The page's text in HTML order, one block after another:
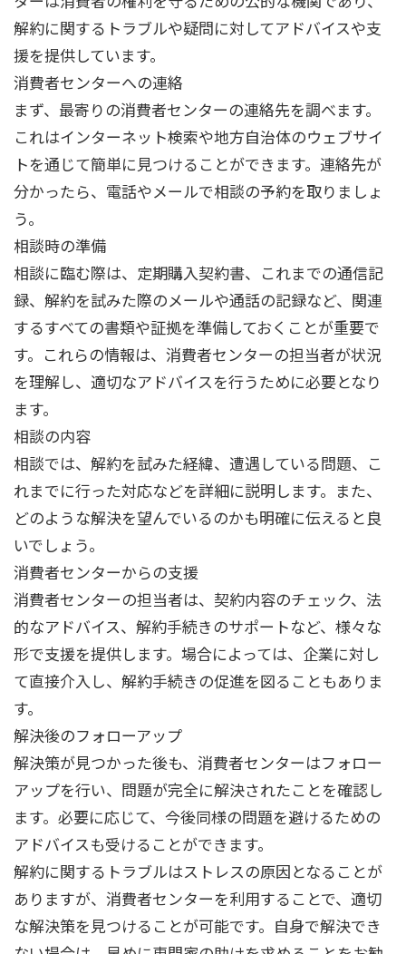
解約に関するトラブルや疑問に対してアドバイスや支
援を提供しています。
消費者センターへの連絡
まず、最寄りの消費者センターの連絡先を調べます。
これはインターネット検索や地方自治体のウェブサイ
トを通じて簡単に見つけることができます。連絡先が
分かったら、電話やメールで相談の予約を取りましょ
う。
相談時の準備
相談に臨む際は、定期購入契約書、これまでの通信記
録、解約を試みた際のメールや通話の記録など、関連
するすべての書類や証拠を準備しておくことが重要で
す。これらの情報は、消費者センターの担当者が状況
を理解し、適切なアドバイスを行うために必要となり
ます。
相談の内容
相談では、解約を試みた経緯、遭遇している問題、こ
れまでに行った対応などを詳細に説明します。また、
どのような解決を望んでいるのかも明確に伝えると良
いでしょう。
消費者センターからの支援
消費者センターの担当者は、契約内容のチェック、法
的なアドバイス、解約手続きのサポートなど、様々な
形で支援を提供します。場合によっては、企業に対し
て直接介入し、解約手続きの促進を図ることもありま
す。
解決後のフォローアップ
解決策が見つかった後も、消費者センターはフォロー
アップを行い、問題が完全に解決されたことを確認し
ます。必要に応じて、今後同様の問題を避けるための
アドバイスも受けることができます。
解約に関するトラブルはストレスの原因となることが
ありますが、消費者センターを利用することで、適切
な解決策を見つけることが可能です。自身で解決でき